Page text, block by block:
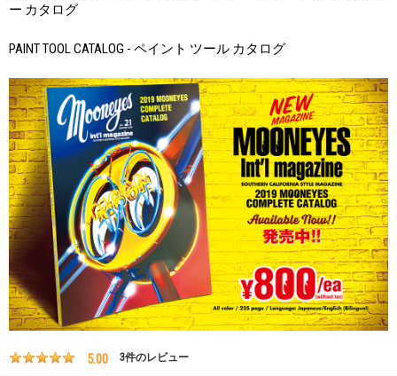
ー カタログ
PAINT TOOL CATALOG - ペイント ツール カタログ
5.00 3件のレビュー